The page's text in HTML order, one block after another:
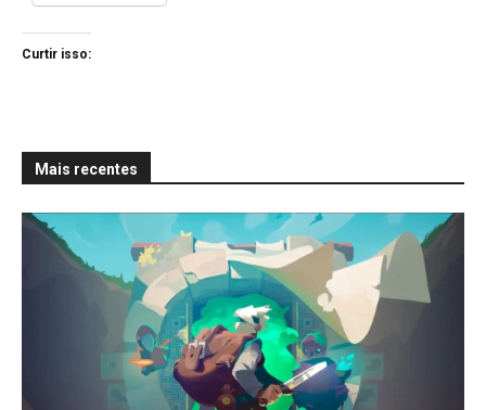
Curtir isso:
Mais recentes